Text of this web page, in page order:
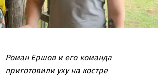
Роман Ершов и его команда
приготовили уху на костре